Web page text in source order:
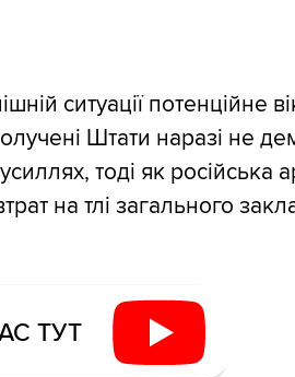
ситуації потенційне
Штати наразі не
тоді як російська
на тлі загального
ТУТ